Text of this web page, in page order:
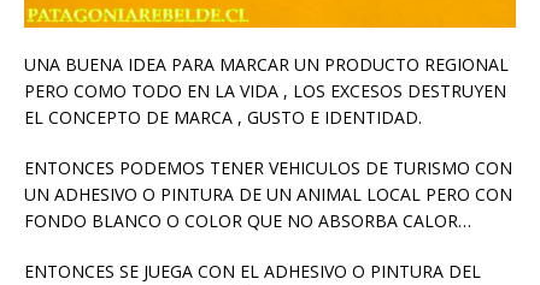
UNA BUENA IDEA PARA MARCAR UN PRODUCTO REGIONAL
PERO COMO TODO EN LA VIDA , LOS EXCESOS DESTRUYEN
EL CONCEPTO DE MARCA , GUSTO E IDENTIDAD.
ENTONCES PODEMOS TENER VEHICULOS DE TURISMO CON
UN ADHESIVO O PINTURA DE UN ANIMAL LOCAL PERO CON
FONDO BLANCO O COLOR QUE NO ABSORBA CALOR…
ENTONCES SE JUEGA CON EL ADHESIVO O PINTURA DEL